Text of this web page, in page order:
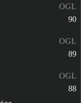
OGL
90
OGL
89
OGL
88